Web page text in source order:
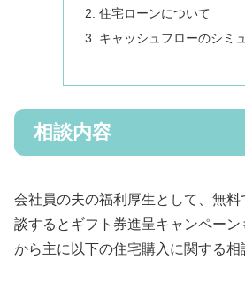
住宅ローンについて
キャッシュフローのシミ
相談内容
会社員の夫の福利厚生として、無
談するとギフト券進呈キャンペーン
から主に以下の住宅購入に関する相